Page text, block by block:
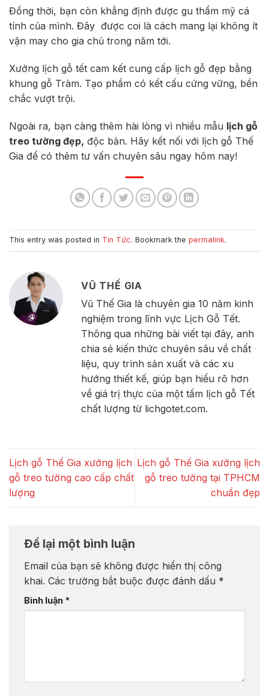
Đồng thời, bạn còn khẳng định được gu thẩm mỹ cá
tính của mình. Đây được coi là cách mang lại không ít
vận may cho gia chủ trong năm tới.
Xưởng lịch gỗ tết cam kết cung cấp lịch gỗ đẹp bằng
khung gỗ Tràm. Tạo phẩm có kết cấu cứng vững, bền
chắc vượt trội.
Ngoài ra, bạn càng thêm hài lòng vì nhiều mẫu lịch gỗ
treo tường đẹp, độc bản. Hãy kết nối với lịch gỗ Thế
Gia để có thêm tư vấn chuyên sâu ngay hôm nay!
This entry was posted in Tin Tức. Bookmark the permalink.
VŨ THẾ GIA
Vũ Thế Gia là chuyên gia 10 năm kinh
nghiệm trong lĩnh vực Lịch Gỗ Tết.
Thông qua những bài viết tại đây, anh
chia sẻ kiến thức chuyên sâu về chất
liệu, quy trình sản xuất và các xu
hướng thiết kế, giúp bạn hiểu rõ hơn
về giá trị thực của một tấm lịch gỗ Tết
chất lượng từ lichgotet.com.
Lịch gỗ Thế Gia xưởng lịch
gỗ treo tường cao cấp chất
lượng
Lịch gỗ Thế Gia xưởng lịch
gỗ treo tường tại TPHCM
chuẩn đẹp
Để lại một bình luận
Email của bạn sẽ không được hiển thị công
khai. Các trường bắt buộc được đánh dấu *
Bình luận *